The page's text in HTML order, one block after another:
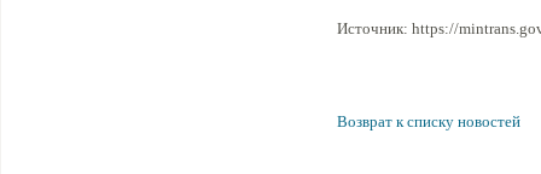
Источник: https://
Возврат к списку новостей